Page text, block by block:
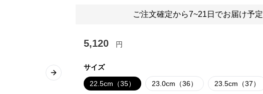
Next slide
ご注文確定から7~21日でお届け予定
5,120 円
サイズ
22.5cm（35） 23.0cm（36） 23.5cm（37）